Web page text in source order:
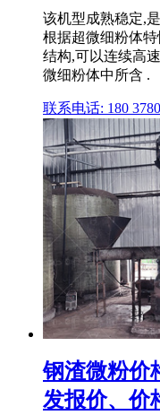
该机型成熟稳定,
根据超微细粉体
结构,可以连续高
微细粉体中所含 .
联系电话: 180
钢渣微粉价
发报价、价